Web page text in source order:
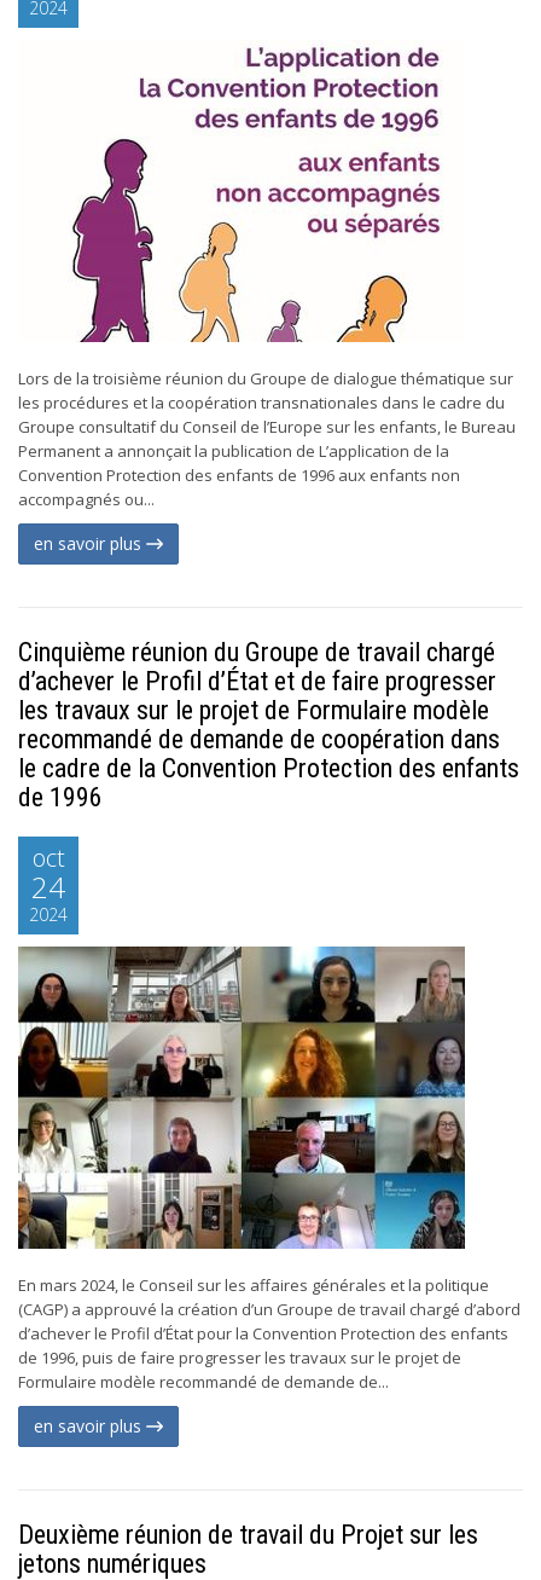
2024
Lors de la troisième réunion du Groupe de dialogue thématique sur
les procédures et la coopération transnationales dans le cadre du
Groupe consultatif du Conseil de l’Europe sur les enfants, le Bureau
Permanent a annonçait la publication de L’application de la
Convention Protection des enfants de 1996 aux enfants non
accompagnés ou...
en savoir plus
Cinquième réunion du Groupe de travail chargé
d’achever le Profil d’État et de faire progresser
les travaux sur le projet de Formulaire modèle
recommandé de demande de coopération dans
le cadre de la Convention Protection des enfants
de 1996
oct
24
2024
En mars 2024, le Conseil sur les affaires générales et la politique
(CAGP) a approuvé la création d’un Groupe de travail chargé d’abord
d’achever le Profil d’État pour la Convention Protection des enfants
de 1996, puis de faire progresser les travaux sur le projet de
Formulaire modèle recommandé de demande de...
en savoir plus
Deuxième réunion de travail du Projet sur les
jetons numériques